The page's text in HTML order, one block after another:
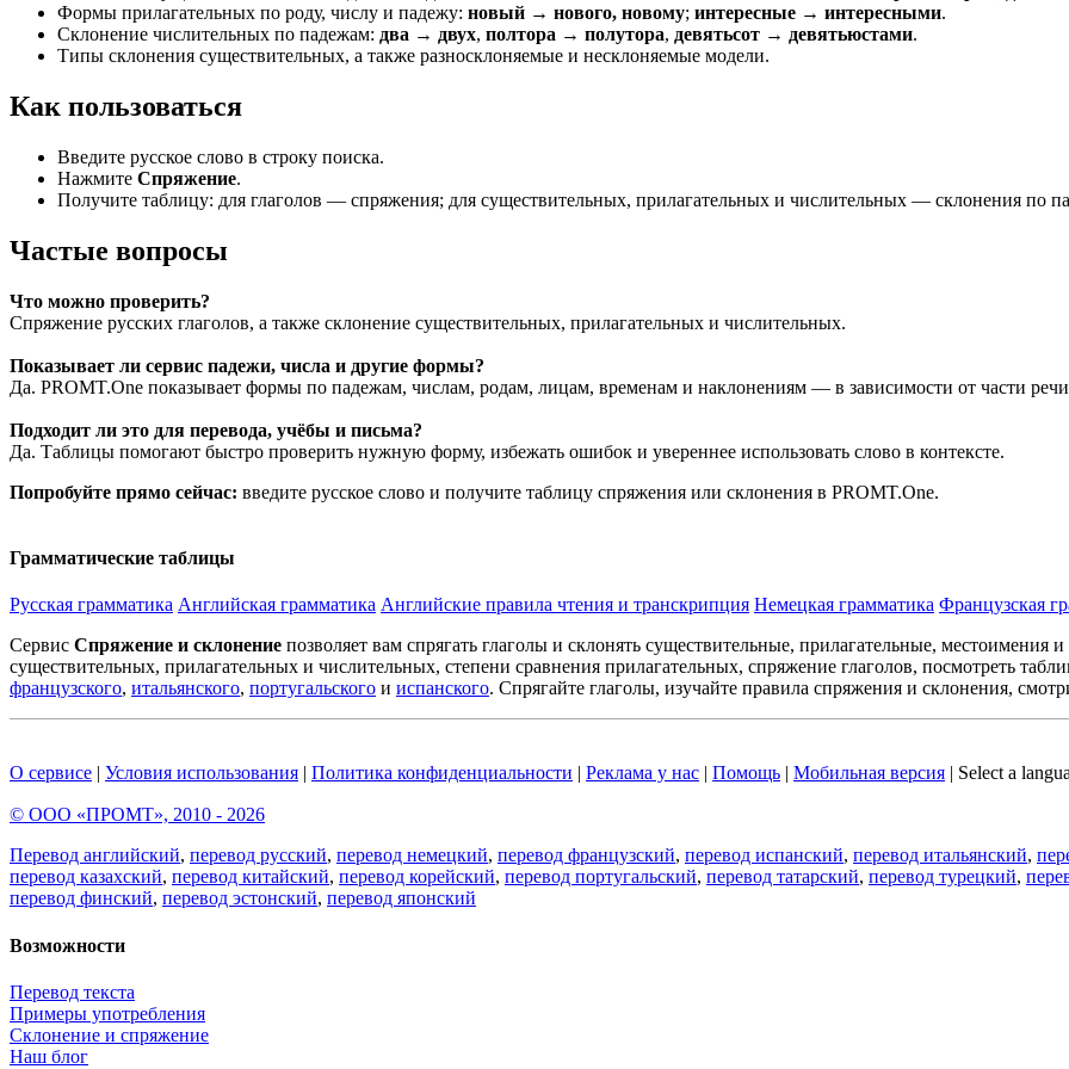
Формы прилагательных по роду, числу и падежу: новый → нового, новому; интересные → интересными.
Склонение числительных по падежам: два → двух, полтора → полутора, девятьсот → девятьюстами.
Типы склонения существительных, а также разносклоняемые и несклоняемые модели.
Как пользоваться
Введите русское слово в строку поиска.
Нажмите Спряжение.
Получите таблицу: для глаголов — спряжения; для существительных, прилагательных и числительных — склонения по
Частые вопросы
Что можно проверить?
Спряжение русских глаголов, а также склонение существительных, прилагательных и числительных.
Показывает ли сервис падежи, числа и другие формы?
Да. PROMT.One показывает формы по падежам, числам, родам, лицам, временам и наклонениям — в зависимости от части
Подходит ли это для перевода, учёбы и письма?
Да. Таблицы помогают быстро проверить нужную форму, избежать ошибок и увереннее использовать слово в контексте.
Попробуйте прямо сейчас: введите русское слово и получите таблицу спряжения или склонения в PROMT.One.
Грамматические таблицы
Русская грамматика Английская грамматика Английские правила чтения и транскрипция Немецкая грамматика Французская
Сервис Спряжение и склонение позволяет вам спрягать глаголы и склонять существительные, прилагательные, местоимения
существительных, прилагательных и числительных, степени сравнения прилагательных, спряжение глаголов, посмотреть
французского, итальянского, португальского и испанского. Спрягайте глаголы, изучайте правила спряжения и склонения,
О сервисе | Условия использования | Политика конфиденциальности | Реклама у нас | Помощь | Мобильная версия | Select a
© ООО «ПРОМТ», 2010 - 2026
Перевод английский, перевод русский, перевод немецкий, перевод французский, перевод испанский, перевод итальянский,
перевод казахский, перевод китайский, перевод корейский, перевод португальский, перевод татарский, перевод турецкий,
перевод финский, перевод эстонский, перевод японский
Возможности
Перевод текста
Примеры употребления
Склонение и спряжение
Наш блог